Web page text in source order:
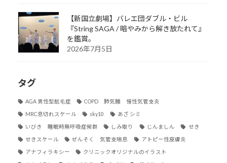
【新国立劇場】バレエ団ダブル・ビル
『String SAGA / 暗やみから解き放たれて』
を鑑賞。
2026年7月5日
タグ
AGA 男性型脱毛症 COPD 肺気腫 慢性気管支炎
MRC息切れスケール sky10 あざ シミ
いびき 睡眠時無呼吸症候群 しみ取り じんましん せき
せきスケール ぜんそく 気管支喘息 アトピー性皮膚炎
アナフィラキシー クリニックオリジナルのイラスト